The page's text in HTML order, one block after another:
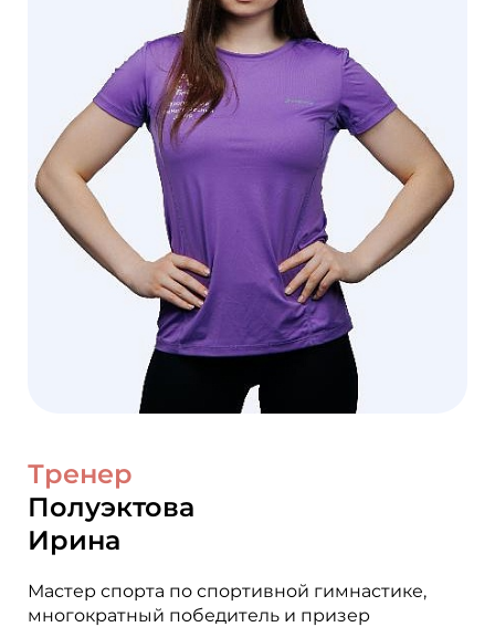
Тренер
Полуэктова
Ирина
Мастер спорта по спортивной гимнастике,
многократный победитель и призер